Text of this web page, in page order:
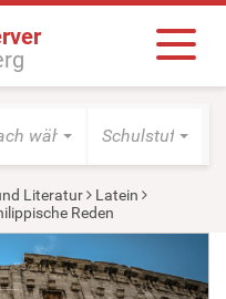
wählen Schulstufe
Literatur
Latein
Reden